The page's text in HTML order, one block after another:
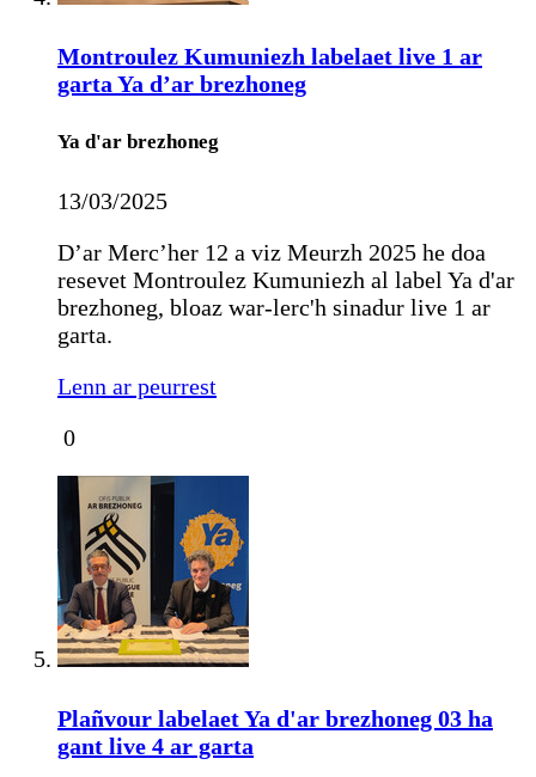
Montroulez Kumuniezh labelaet live 1 ar
garta Ya d’ar brezhoneg
Ya d'ar brezhoneg
13/03/2025
D’ar Merc’her 12 a viz Meurzh 2025 he doa
resevet Montroulez Kumuniezh al label Ya d'ar
brezhoneg, bloaz war-lerc'h sinadur live 1 ar
garta.
Lenn ar peurrest
0
Plañvour labelaet Ya d'ar brezhoneg 03 ha
gant live 4 ar garta